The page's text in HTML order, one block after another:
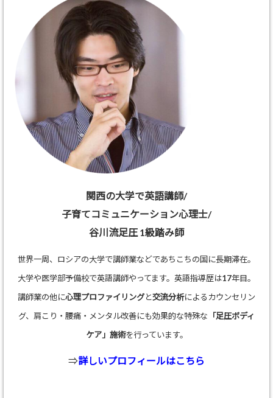
関西の大学で英語講師/
子育てコミュニケーション心理士/
谷川流足圧 1級踏み師
世界一周、ロシアの大学で講師業などであちこちの国に長期滞在。
大学や医学部予備校で英語講師やってます。英語指導歴は17年目。
講師業の他に心理プロファイリングと交流分析によるカウンセリン
グ、肩こり・腰痛・メンタル改善にも効果的な特殊な 「足圧ボディ
ケア」施術を行っています。
⇒詳しいプロフィールはこちら